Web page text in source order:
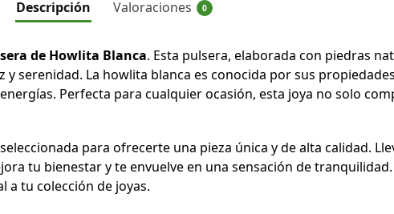
Descripción Valoraciones 0
de Howlita Blanca. Esta pulsera, elaborada con piedras
serenidad. La howlita blanca es conocida por sus
Perfecta para cualquier ocasión, esta joya no solo
para ofrecerte una pieza única y de alta calidad.
tu bienestar y te envuelve en una sensación de
a tu colección de joyas.